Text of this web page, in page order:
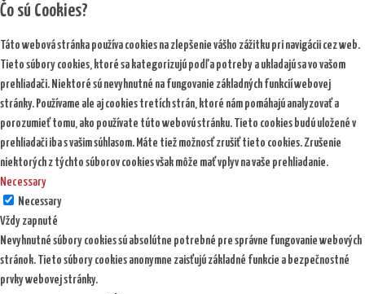
Čo sú Cookies?
Táto webová stránka používa cookies na zlepšenie vášho zážitku pri navigácii cez web.
Tieto súbory cookies, ktoré sa kategorizujú podľa potreby a ukladajú sa vo vašom
prehliadači. Niektoré sú nevyhnutné na fungovanie základných funkcií webovej
stránky. Používame ale aj cookies tretích strán, ktoré nám pomáhajú analyzovať a
porozumieť tomu, ako používate túto webovú stránku. Tieto cookies budú uložené v
prehliadači iba s vašim súhlasom. Máte tiež možnosť zrušiť tieto cookies. Zrušenie
niektorých z týchto súborov cookies však môže mať vplyv na vaše prehliadanie.
Necessary
Necessary
Vždy zapnuté
Nevyhnutné súbory cookies sú absolútne potrebné pre správne fungovanie webových
stránok. Tieto súbory cookies anonymne zaisťujú základné funkcie a bezpečnostné
prvky webovej stránky.